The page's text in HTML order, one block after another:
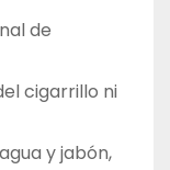
de
cigarrillo ni
y jabón,